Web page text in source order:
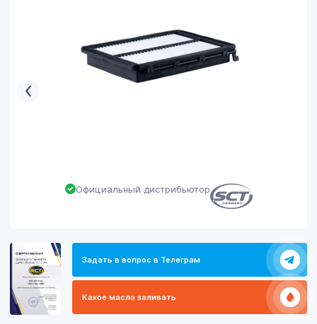
Официальный дистрибьютор
Задать в вопрос в Телеграм
Какое масло заливать